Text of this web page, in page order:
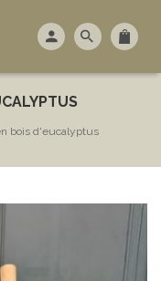
bois d'eucalyptus